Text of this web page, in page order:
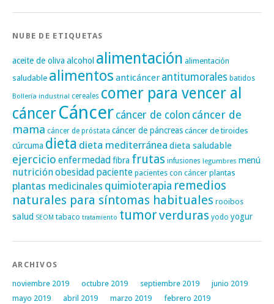
NUBE DE ETIQUETAS
aceite de oliva alcohol alimentación alimentación
saludable alimentos anticáncer antitumorales batidos
Bollería industrial cereales comer para vencer al
cáncerCáncer cáncer de colon cáncer de
mama cáncer de próstata cáncer de páncreascáncer de tiroides
cúrcuma dieta dieta mediterránea dieta saludable
ejercicio enfermedadfibra frutas infusiones legumbres menú
nutriciónobesidad paciente pacientes con cáncer plantas
plantas medicinales quimioterapia remedios
naturales para síntomas habituales rooibos
salud SEOM tabaco tratamiento tumorverduras yodo yogur
ARCHIVOS
noviembre 2019 octubre 2019 septiembre 2019
junio 2019
mayo 2019
abril 2019 marzo 2019
febrero 2019